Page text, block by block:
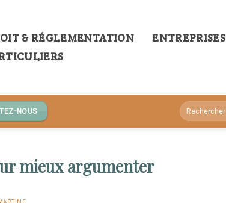
& RÉGLEMENTATION ENTREPRISES
NOUS
mieux argumenter